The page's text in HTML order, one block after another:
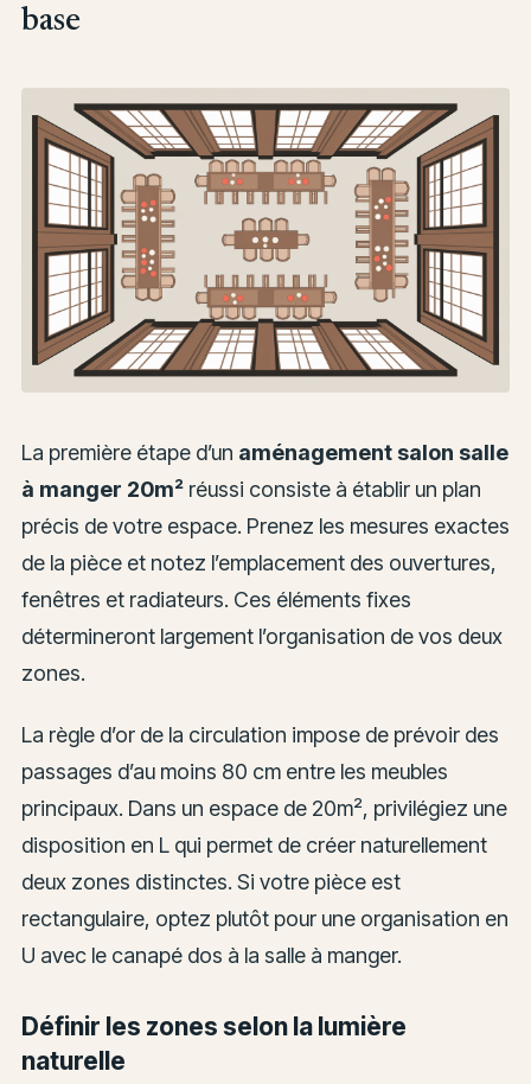
base
La première étape d’un aménagement salon salle
à manger 20m²réussi consiste à établir un plan
précis de votre espace. Prenez les mesures exactes
de la pièce et notez l’emplacement des ouvertures,
fenêtres et radiateurs. Ces éléments fixes
détermineront largement l’organisation de vos deux
zones.
La règle d’or de la circulation impose de prévoir des
passages d’au moins 80 cm entre les meubles
principaux. Dans un espace de 20m², privilégiez une
disposition en L qui permet de créer naturellement
deux zones distinctes. Si votre pièce est
rectangulaire, optez plutôt pour une organisation en
U avec le canapé dos à la salle à manger.
Définir les zones selon la lumière
naturelle